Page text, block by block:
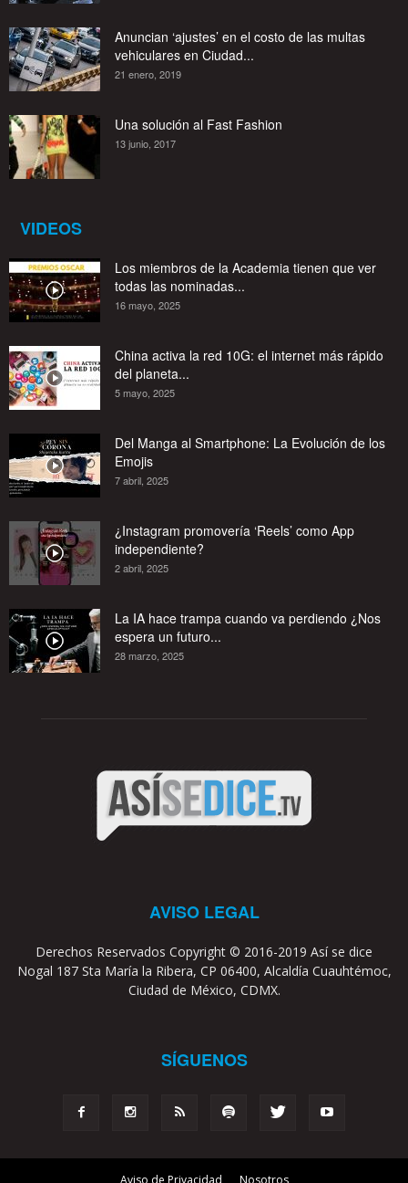
Anuncian ‘ajustes’ en el costo de las multas
vehiculares en Ciudad...
21 enero, 2019
Una solución al Fast Fashion
13 junio, 2017
VIDEOS
Los miembros de la Academia tienen que ver
todas las nominadas...
16 mayo, 2025
China activa la red 10G: el internet más rápido
del planeta...
5 mayo, 2025
Del Manga al Smartphone: La Evolución de los
Emojis
7 abril, 2025
¿Instagram promovería ‘Reels’ como App
independiente?
2 abril, 2025
La IA hace trampa cuando va perdiendo ¿Nos
espera un futuro...
28 marzo, 2025
AVISO LEGAL
Derechos Reservados Copyright © 2016-2019 Así se dice
Nogal 187 Sta María la Ribera, CP 06400, Alcaldía Cuauhtémoc,
Ciudad de México, CDMX.
SÍGUENOS